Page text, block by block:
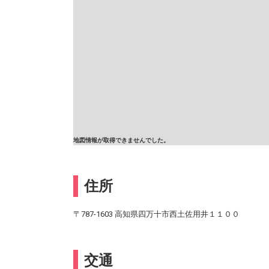
地図情報が取得できませんでした。
住所
〒787-1603 高知県四万十市西土佐用井１１００
交通